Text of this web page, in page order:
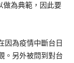
做為典範，因此要
因為疫情中斷台日
。另外被問到對台